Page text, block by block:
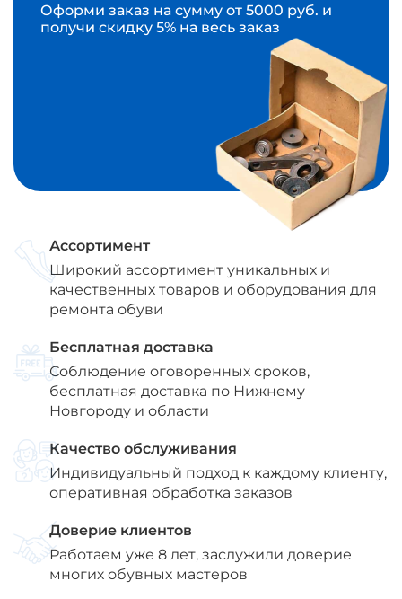
Оформи заказ на сумму от 5000 руб. и
получи скидку 5% на весь заказ
Ассортимент
Широкий ассортимент уникальных и
качественных товаров и оборудования для
ремонта обуви
Бесплатная доставка
Соблюдение оговоренных сроков,
бесплатная доставка по Нижнему
Новгороду и области
Качество обслуживания
Индивидуальный подход к каждому клиенту,
оперативная обработка заказов
Доверие клиентов
Работаем уже 8 лет, заслужили доверие
многих обувных мастеров